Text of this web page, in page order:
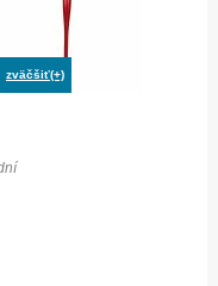
zväčšiť(+)